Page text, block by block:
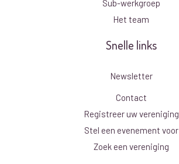
Sub-werkgroep
Het team
Snelle links
Newsletter
Contact
Registreer uw vereniging
Stel een evenement voor
Zoek een vereniging